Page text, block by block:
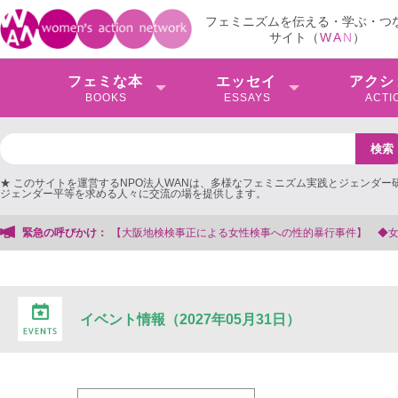
フェミニズムを伝える・学ぶ・つ
サイト（WAN ）
フェミな本
BOOKS
エッセイ
ESSAYS
アクシ
★ このサイトを運営するNPO法人WANは、多様なフェミニズム実践とジェンダー
ジェンダー平等を求める人々に交流の場を提供します。
緊急の呼びかけ：
地検検事正による女性検事への性的暴行事件】 ◆女性検事を支援する会事務局
イベント情報（2027年05月31日）